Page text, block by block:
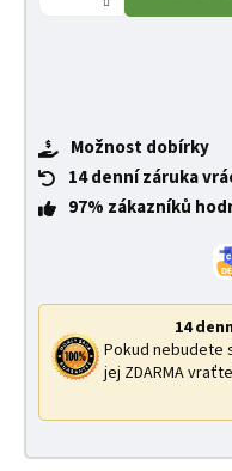
Možnost dobírky
14 denní záruka
97% zákazníků
14
Pokud nebudete
jej ZDARMA